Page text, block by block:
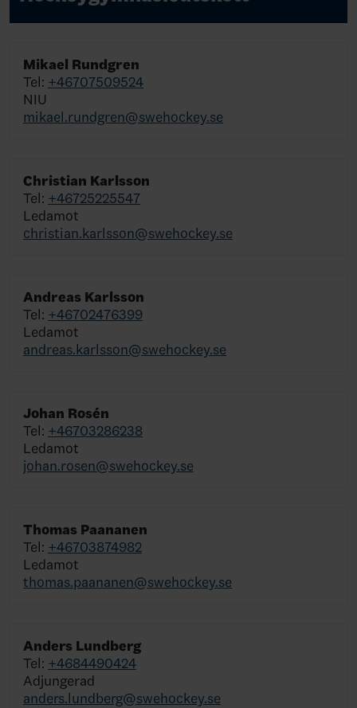
Mikael Rundgren
Tel: +46707509524
NIU
mikael.rundgren@swehockey.se
Christian Karlsson
Tel: +46725225547
Ledamot
christian.karlsson@swehockey.se
Andreas Karlsson
Tel: +46702476399
Ledamot
andreas.karlsson@swehockey.se
Johan Rosén
Tel: +46703286238
Ledamot
johan.rosen@swehockey.se
Thomas Paananen
Tel: +46703874982
Ledamot
thomas.paananen@swehockey.se
Anders Lundberg
Tel: +4684490424
Adjungerad
anders.lundberg@swehockey.se